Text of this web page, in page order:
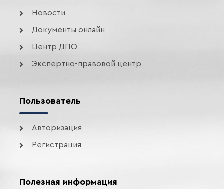
Новости
Документы онлайн
Центр ДПО
Экспертно-правовой центр
Пользователь
Авторизация
Регистрация
Полезная информация